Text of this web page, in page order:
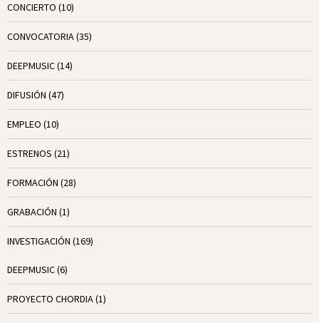
CONCIERTO (10)
CONVOCATORIA(35)
DEEPMUSIC(14)
DIFUSIÓN (47)
EMPLEO (10)
ESTRENOS (21)
FORMACIÓN (28)
GRABACIÓN (1)
INVESTIGACIÓN (169)
DEEPMUSIC(6)
PROYECTO CHORDIA(1)